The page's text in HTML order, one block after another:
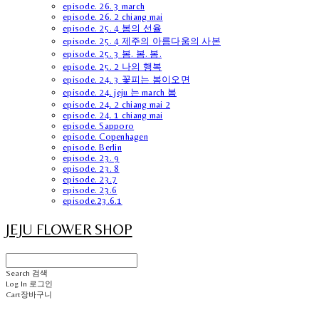
episode. 26. 3 march
episode. 26. 2 chiang mai
episode. 25. 4 봄의 선율
episode. 25. 4 제주의 아름다움의 사본
episode. 25. 3 봄. 봄. 봄.
episode. 25. 2 나의 행복
episode. 24. 3 꽃피는 봄이오면
episode. 24. jeju 는 march 봄
episode. 24. 2 chiang mai 2
episode. 24. 1 chiang mai
episode. Sapporo
episode. Copenhagen
episode. Berlin
episode. 23. 9
episode. 23. 8
episode. 23.7
episode. 23.6
episode.23.6.1
JEJU FLOWER SHOP
Search 검색
Log In 로그인
Cart장바구니